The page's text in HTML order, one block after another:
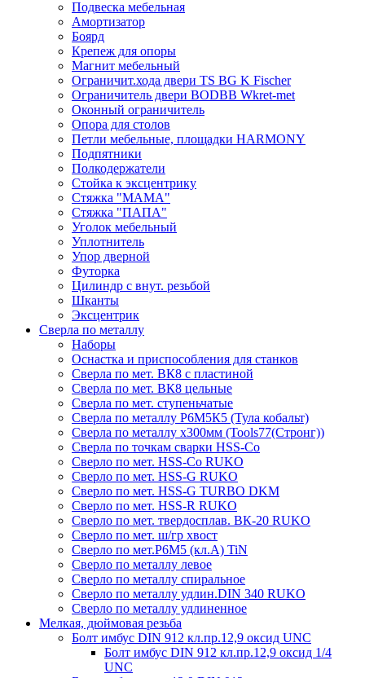
Подвеска мебельная
Амортизатор
Боярд
Крепеж для опоры
Магнит мебельный
Ограничит.хода двери TS BG K Fischer
Ограничитель двери BODBB Wkret-met
Оконный ограничитель
Опора для столов
Петли мебельные, площадки HARMONY
Подпятники
Полкодержатели
Стойка к эксцентрику
Стяжка "МАМА"
Стяжка "ПАПА"
Уголок мебельный
Уплотнитель
Упор дверной
Футорка
Цилиндр с внут. резьбой
Шканты
Эксцентрик
Сверла по металлу
Наборы
Оснастка и приспособления для станков
Сверла по мет. ВК8 с пластиной
Сверла по мет. ВК8 цельные
Сверла по мет. ступеньчатые
Сверла по металлу Р6М5К5 (Тула кобальт)
Сверла по металлу х300мм (Tools77(Стронг))
Сверла по точкам сварки HSS-Co
Сверло по мет. HSS-Co RUKO
Сверло по мет. HSS-G RUKO
Сверло по мет. HSS-G TURBO DKM
Сверло по мет. HSS-R RUKO
Сверло по мет. твердосплав. ВК-20 RUKO
Сверло по мет. ш/гр хвост
Сверло по мет.Р6М5 (кл.А) TiN
Сверло по металлу левое
Сверло по металлу спиральное
Сверло по металлу удлин.DIN 340 RUKO
Сверло по металлу удлиненное
Мелкая, дюймовая резьба
Болт имбус DIN 912 кл.пр.12,9 оксид UNC
Болт имбус DIN 912 кл.пр.12,9 оксид 1/4
UNC